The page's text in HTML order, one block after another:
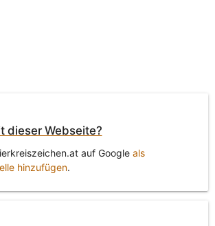
dieser Webseite?
auf Google als
hinzufügen.